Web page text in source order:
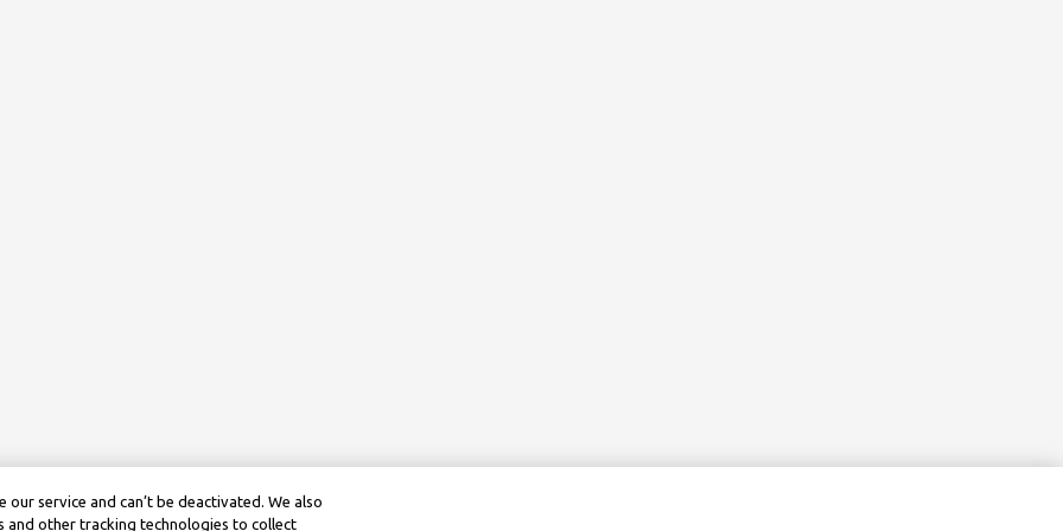
service and can’t be deactivated. We also
and other tracking technologies to collect